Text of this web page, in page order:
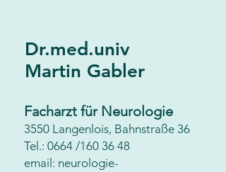
Dr.med.univ
Martin Gabler
Facharzt für Neurologie
3550 Langenlois, Bahnstraße 36
Tel.: 0664 /160 36 48
email: neurologie-